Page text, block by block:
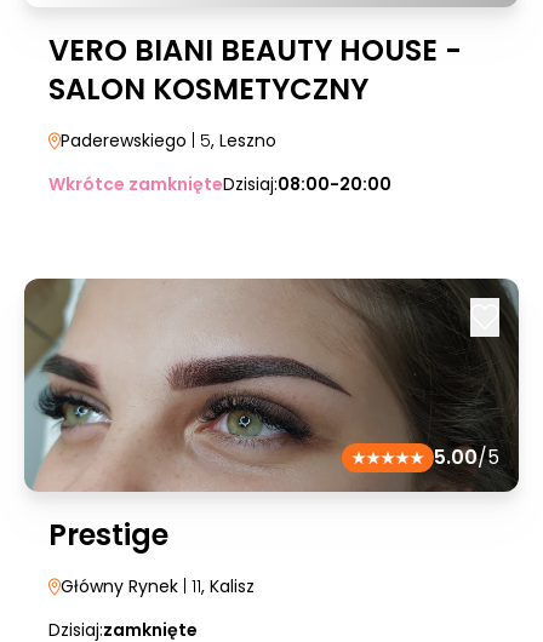
VERO BIANI BEAUTY HOUSE -
SALON KOSMETYCZNY
Paderewskiego | 5, Leszno
Wkrótce zamknięteDzisiaj:08:00-20:00
5.00/5
Prestige
Główny Rynek | 11, Kalisz
Dzisiaj:zamknięte